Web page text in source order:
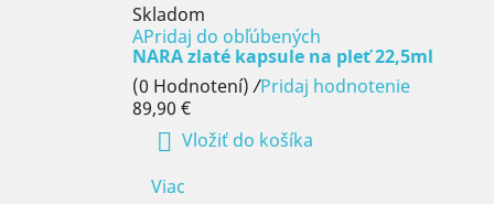
Skladom
APridaj do obľúbených
NARA zlaté kapsule na pleť 22,5ml
(0 Hodnotení) /Pridaj hodnotenie
89,90 €
 Vložiť do košíka
Viac